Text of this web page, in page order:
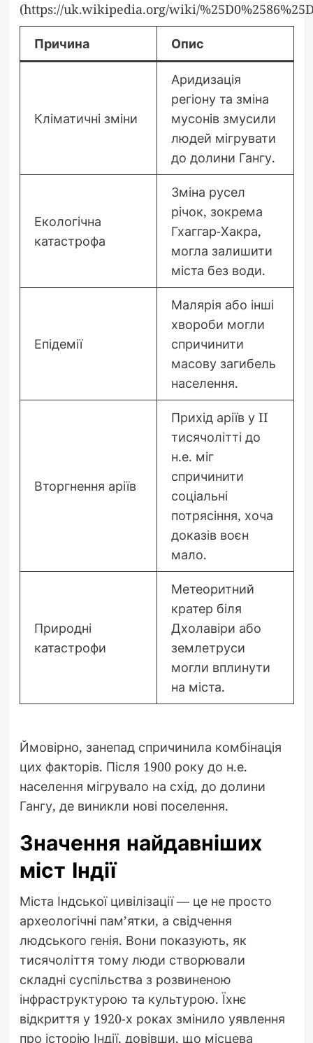
(https://uk.wikipedia.org/wiki/
Причина Опис
Кліматичні зміни
Аридизація
регіону та зміна
мусонів змусили
людей мігрувати
до долини Гангу.
Екологічна
катастрофа
Зміна русел
річок, зокрема
Гхаггар-Хакра,
могла залишити
міста без води.
Епідемії
Малярія або інші
хвороби могли
спричинити
масову загибель
населення.
Вторгнення аріїв
Прихід аріїв у II
тисячолітті до
н.е. міг
спричинити
соціальні
потрясіння, хоча
доказів воєн
мало.
Природні
катастрофи
Метеоритний
кратер біля
Дхолавіри або
землетруси
могли вплинути
на міста.
Ймовірно, занепад спричинила комбінація
цих факторів. Після 1900 року до н.е.
населення мігрувало на схід, до долини
Гангу, де виникли нові поселення.
Значення найдавніших
міст Індії
Міста Індської цивілізації — це не просто
археологічні пам’ятки, а свідчення
людського генія. Вони показують, як
тисячоліття тому люди створювали
складні суспільства з розвиненою
інфраструктурою та культурою. Їхнє
відкриття у 1920-х роках змінило уявлення
про історію Індії, довівши, що місцева